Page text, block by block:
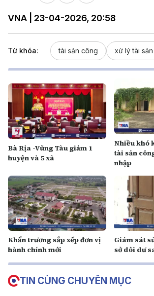
VNA | 23-04-2026, 20:58
Từ khóa: tài sản công xử lý tài
Bà Rịa -Vũng Tàu giảm 1
huyện và 5 xã
Nhiều khó
tài sản
nhập
Khẩn trương sắp xếp đơn vị
hành chính mới
Giám sát
sở dôi dư
TIN CÙNG CHUYÊN MỤC